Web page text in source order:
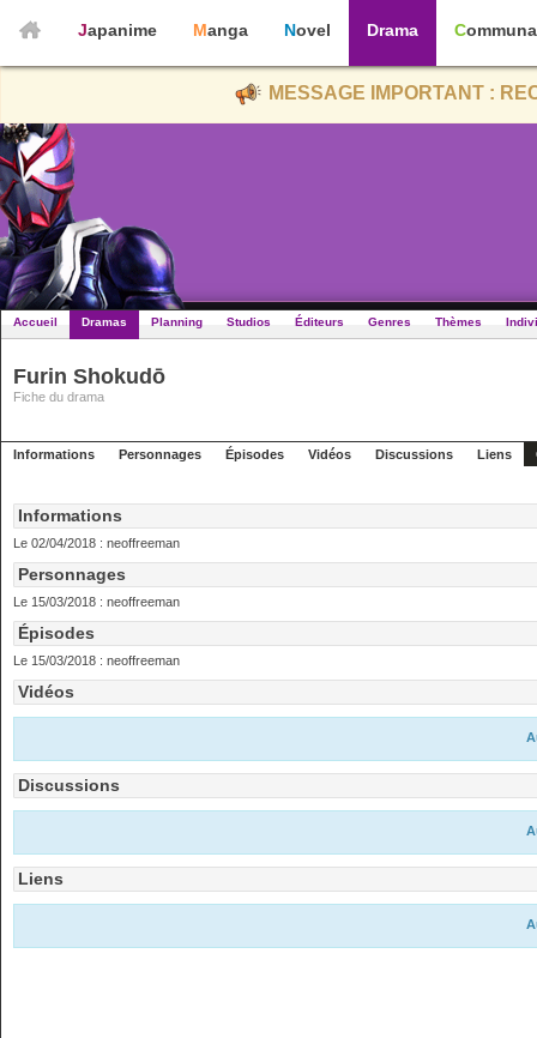
Japanime Manga Novel Drama
MESSAGE IMPORTANT :
Accueil Dramas Planning Studios Éditeurs Genres Thèmes
Furin Shokudō
Fiche du drama
Informations Personnages Épisodes Vidéos Discussions Liens
Informations
Le 02/04/2018 : neoffreeman
Personnages
Le 15/03/2018 : neoffreeman
Épisodes
Le 15/03/2018 : neoffreeman
Vidéos
Discussions
Liens